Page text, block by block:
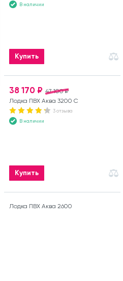
В наличии
Купить
47 100 ₽
38 170 ₽
Лодка ПВХ Аква 3200 С
3 отзыва
В наличии
Купить
Лодка ПВХ Аква 2600